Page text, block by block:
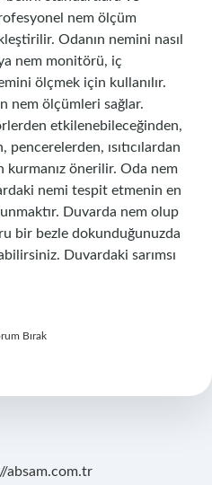
nem ölçüm
Odanın nemini nasıl
nem monitörü, iç
ölçmek için kullanılır.
nem ölçümleri sağlar.
etkilenebileceğinden,
ısıtıcılardan
kurmanız önerilir. Oda nem
nemi tespit etmenin en
Duvarda nem olup
bir bezle dokunduğunuzda
Duvardaki sarımsı
Bırak
absam.com.tr